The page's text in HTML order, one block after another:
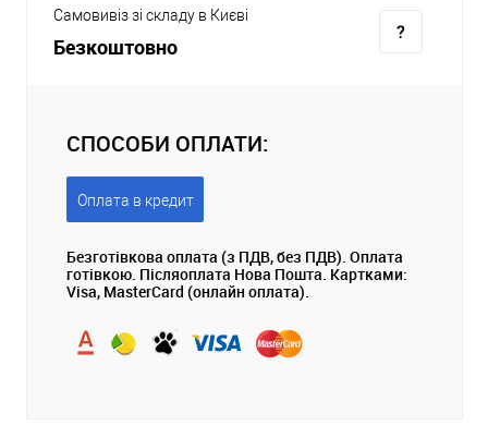
Самовивіз зі складу в Києві
Безкоштовно
СПОСОБИ ОПЛАТИ:
Оплата в кредит
Безготівкова оплата (з ПДВ, без ПДВ). Оплата
готівкою. Післяоплата Нова Пошта. Картками:
Visa, MasterCard (онлайн оплата).